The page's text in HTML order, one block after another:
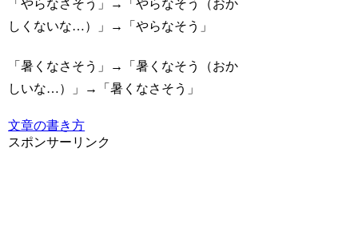
「やらなさ そう」→「やらなそう
（おか
しくないな…）
」→「やらなそう」
「暑くなさ そう」→「暑くなそう
（おか
しいな…）
」→「暑くなさそう」
文章の書き方
スポンサーリンク